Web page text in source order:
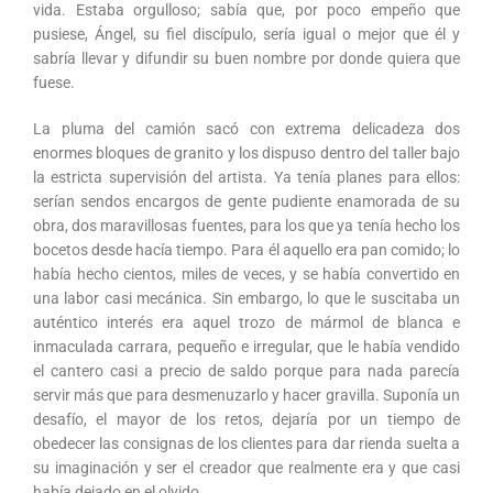
vida. Estaba orgulloso; sabía que, por poco empeño que
pusiese, Ángel, su fiel discípulo, sería igual o mejor que él y
sabría llevar y difundir su buen nombre por donde quiera que
fuese.
La pluma del camión sacó con extrema delicadeza dos
enormes bloques de granito y los dispuso dentro del taller bajo
la estricta supervisión del artista. Ya tenía planes para ellos:
serían sendos encargos de gente pudiente enamorada de su
obra, dos maravillosas fuentes, para los que ya tenía hecho los
bocetos desde hacía tiempo. Para él aquello era pan comido; lo
había hecho cientos, miles de veces, y se había convertido en
una labor casi mecánica. Sin embargo, lo que le suscitaba un
auténtico interés era aquel trozo de mármol de blanca e
inmaculada carrara, pequeño e irregular, que le había vendido
el cantero casi a precio de saldo porque para nada parecía
servir más que para desmenuzarlo y hacer gravilla. Suponía un
desafío, el mayor de los retos, dejaría por un tiempo de
obedecer las consignas de los clientes para dar rienda suelta a
su imaginación y ser el creador que realmente era y que casi